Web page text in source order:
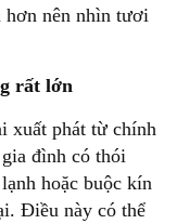
hơn nên nhìn tươi
rất lớn
xuất phát từ chính
đình có thói
hoặc buộc kín
Điều này có thể